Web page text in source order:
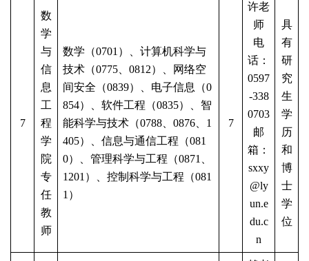
7
数
学
与
信
息
工
程
学
院
专
任
教
师
数学（0701）、计算机科学与
技术（0775、0812）、网络空
间安全（0839）、电子信息（0
854）、软件工程（0835）、智
能科学与技术（0788、0876、1
405）、信息与通信工程（081
0）、管理科学与工程（0871、
1201）、控制科学与工程（081
1）
7
许老
师
电
话：
0597
-338
0703
邮
箱：
sxxy
@ly
un.e
du.c
n
具
有
研
究
生
学
历
和
博
士
学
位